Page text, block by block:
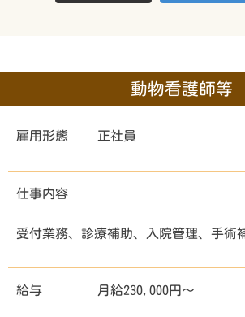
動物看護師等
雇用形態 正社員
仕事内容
受付業務、診療補助、入院管理、手術
給与 月給230,000円～